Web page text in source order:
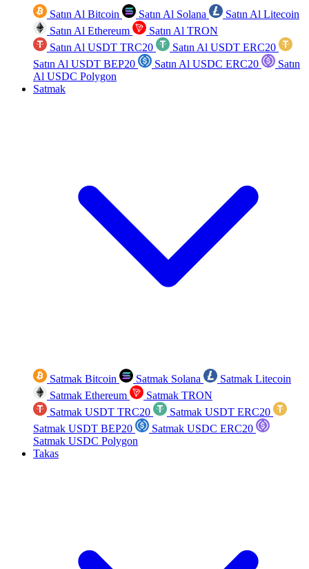
Satın Al Bitcoin Satın Al Solana
Satın Al Litecoin
Satın Al Ethereum
Satın Al TRON
Satın Al USDT TRC20
Satın Al USDT ERC20
Satın Al USDT BEP20
Satın Al USDC ERC20
Satın
Al USDC Polygon
Satmak
Satmak Bitcoin Satmak Solana
Satmak Litecoin
Satmak Ethereum
Satmak TRON
Satmak USDT TRC20
Satmak USDT ERC20
Satmak USDT BEP20
Satmak USDC ERC20
Satmak USDC Polygon
Takas